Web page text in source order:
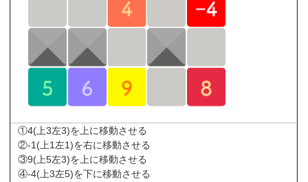
①4(上3左3)を上に移動させる
②-1(上1左1)を右に移動させる
③9(上5左3)を上に移動させる
④-4(上3左5)を下に移動させる